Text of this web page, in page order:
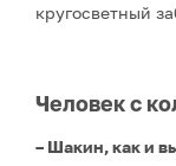
кругосветный
Человек с
– Шакин, как и